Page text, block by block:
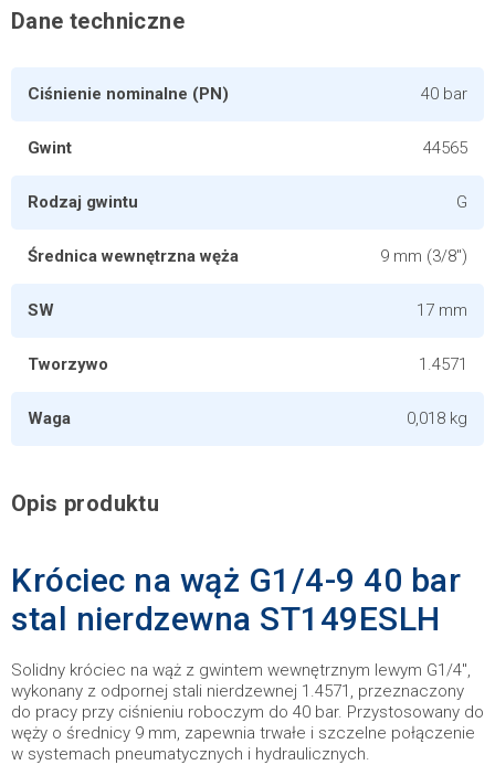
Dane techniczne
Ciśnienie nominalne (PN) 40 bar
Gwint 44565
Rodzaj gwintu G
Średnica wewnętrzna węża 9 mm (3/8")
SW 17 mm
Tworzywo 1.4571
Waga 0,018 kg
Opis produktu
Króciec na wąż G1/4-9 40 bar
stal nierdzewna ST149ESLH
Solidny króciec na wąż z gwintem wewnętrznym lewym G1/4",
wykonany z odpornej stali nierdzewnej 1.4571, przeznaczony
do pracy przy ciśnieniu roboczym do 40 bar. Przystosowany do
węży o średnicy 9 mm, zapewnia trwałe i szczelne połączenie
w systemach pneumatycznych i hydraulicznych.